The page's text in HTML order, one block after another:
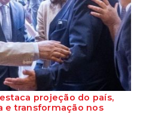
projeção do país,
e transformação nos